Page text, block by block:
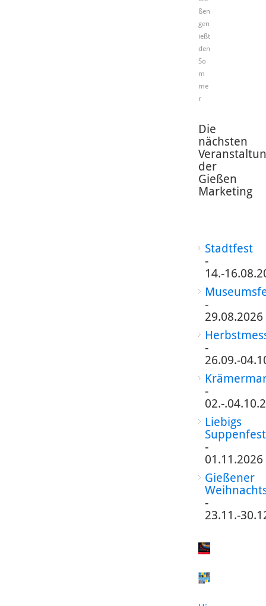
ßen
gen
ießt
den
So
m
me
r
Die
nächsten
der
Gießen
Marketing
Stadtfest
-
14.-
-
29.08.2026
-
26.09.-
-
02.-
Liebigs
Suppenfest
-
01.11.2026
Gießener
-
23.11.-